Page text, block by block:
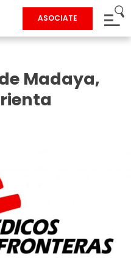
ASOCIATE
Madaya,